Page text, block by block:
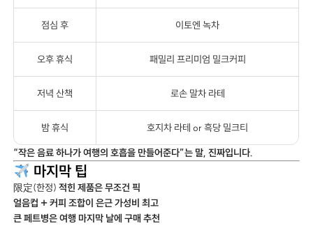
점심 후 이토엔 녹차
오후 휴식 패밀리 프리미엄 밀크커피
저녁 산책 로손 말차 라테
밤 휴식
호지차 라테 or 흑당 밀크티
“작은 음료 하나가 여행의 호흡을 만들어준다”는 말, 진짜입니다.
마지막 팁
限定(한정) 적힌 제품은 무조건 픽
얼음컵 + 커피 조합이 은근 가성비 최고
큰 페트병은 여행 마지막 날에 구매 추천